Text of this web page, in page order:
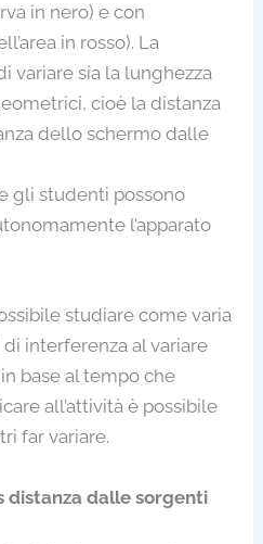
in nero) e con
in rosso). La
variare sia la lunghezza
cioè la distanza
dello schermo dalle
gli studenti possono
l’apparato
studiare come varia
interferenza al variare
in base al tempo che
all’attività è possibile
far variare.
distanza dalle sorgenti